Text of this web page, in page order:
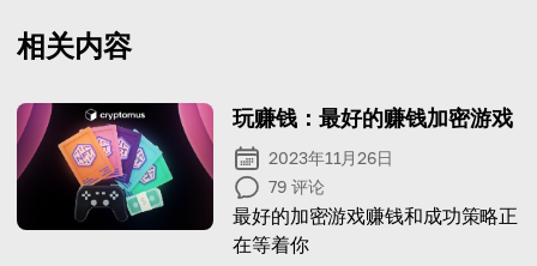
相关内容
玩赚钱：最好的赚钱加密游戏
2023年11月26日
79 评论
最好的加密游戏赚钱和成功策略正
在等着你